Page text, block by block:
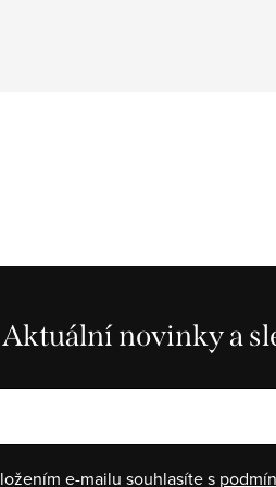
Aktuální novinky a
e-mailu souhlasíte s